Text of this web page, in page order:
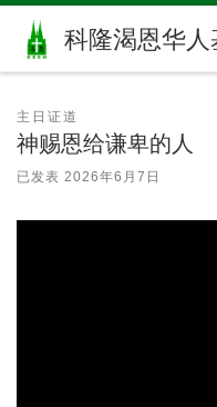
Skip to content
科隆渴恩华
主日证道
神赐恩给谦卑的人
已发表 2026年6月7日